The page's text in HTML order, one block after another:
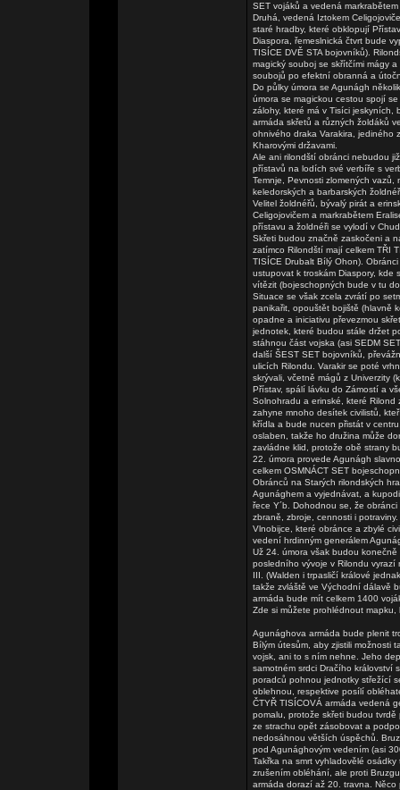
SET vojáků a vedená
Druhá, vedená Iztokem
staré hradby, které obklopují
Diaspora, řemeslnická čtvrt bude
TISÍCE DVĚ STA bojovníků).
magický souboj se skřítčími mágy
soubojů po efektní obranná a
Do půlky úmora se Agunágh
úmora se magickou cestou spojí
zálohy, které má v Tisíci jeskyních,
armáda skřetů a různých žoldáků
ohnivého draka Varakira, jediného
Kharovými državami.
Ale ani rilondští obránci nebudou
přístavů na lodích své verbíře s
Temnje, Pevnosti zlomených
keledorských a barbarských
Velitel žoldnéřů, bývalý pirát a
Celigojovičem a markrabětem
přístavu a žoldnéři se vylodí v
Skřeti budou značně zaskočeni a
zatímco Rilondští mají celkem TŘI
TISÍCE Drubalt Bílý Ohon).
ustupovat k troskám Diaspory,
vítězit (bojeschopných bude v tu
Situace se však zcela zvrátí po
panikařit, opouštět bojiště (hlavně
opadne a iniciativu převezmou
jednotek, které budou stále držet
stáhnou část vojska (asi SEDM
další ŠEST SET bojovníků,
ulicích Rilondu. Varakir se poté
skrývali, včetně mágů z Univerzity
Přístav, spálí lávku do Zámostí a
Solnohradu a erinské, které Rilond
zahyne mnoho desítek civilistů,
křídla a bude nucen přistát v
oslaben, takže ho družina může
zavládne klid, protože obě strany
22. úmora provede Agunágh
celkem OSMNÁCT SET
Obránců na Starých rilondských
Agunághem a vyjednávat, a
řece Y´b. Dohodnou se, že
zbraně, zbroje, cennosti i
Vlnobijce, které obránce a zbylé
vedení hrdinným generálem
Už 24. úmora však budou
posledního vývoje v Rilondu vyrazí
III. (Walden i trpasličí králové
takže zvláště ve Východní dálavě
armáda bude mít celkem 1400
Zde si můžete prohlédnout
Agunághova armáda bude plenit
Bílým útesům, aby zjistili možnosti
vojsk, ani to s ním nehne. Jeho
samotném srdci Dračího království
poradců pohnou jednotky střežící
oblehnou, respektive posílí
ČTYŘ TISÍCOVÁ armáda vedená
pomalu, protože skřeti budou
ze strachu opět zásobovat a
nedosáhnou větších úspěchů.
pod Agunághovým vedením (asi
Takřka na smrt vyhladovělé
zrušením obléhání, ale proti
armáda dorazí až 20. travna.